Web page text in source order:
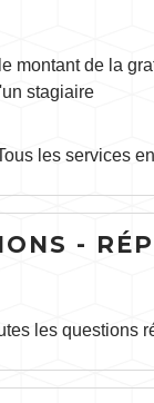
montant de la
stagiaire
les services
-
les questions